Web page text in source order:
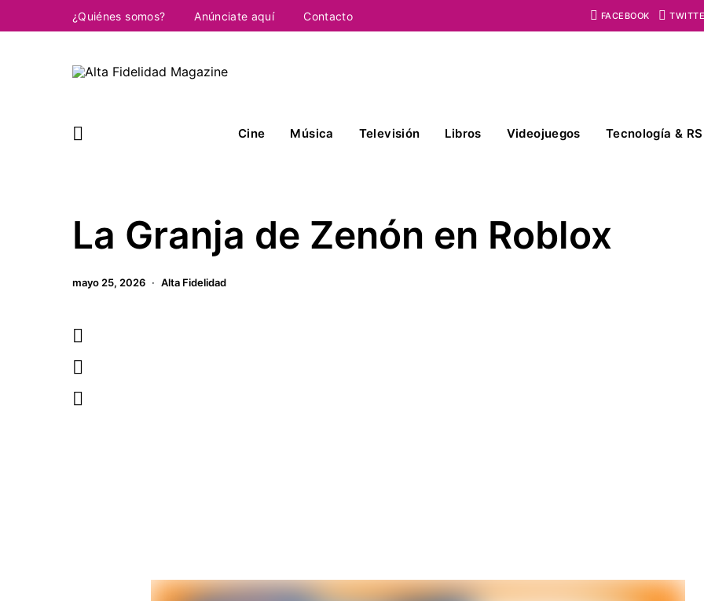
¿Quiénes somos? Anúnciate aquí Contacto FACEBOOK
Cine Música Televisión Libros Videojuegos Tecnología & RS
La Granja de Zenón en Roblox
mayo 25, 2026 Alta Fidelidad